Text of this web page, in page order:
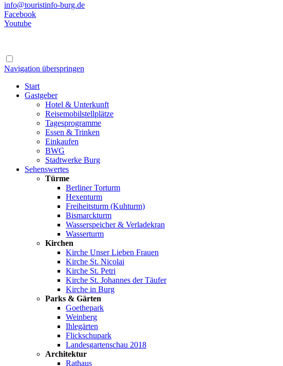
info@touristinfo-burg.de
Facebook
Youtube
Navigation überspringen
Start
Gastgeber
Hotel & Unterkunft
Reisemobilstellplätze
Tagesprogramme
Essen & Trinken
Einkaufen
BWG
Stadtwerke Burg
Sehenswertes
Türme
Berliner Torturm
Hexenturm
Freiheitsturm (Kuhturm)
Bismarckturm
Wasserspeicher & Verladekran
Wasserturm
Kirchen
Kirche Unser Lieben Frauen
Kirche St. Nicolai
Kirche St. Petri
Kirche St. Johannes der Täufer
Kirche in Burg
Parks & Gärten
Goethepark
Weinberg
Ihlegärten
Flickschupark
Landesgartenschau 2018
Architektur
Rathaus